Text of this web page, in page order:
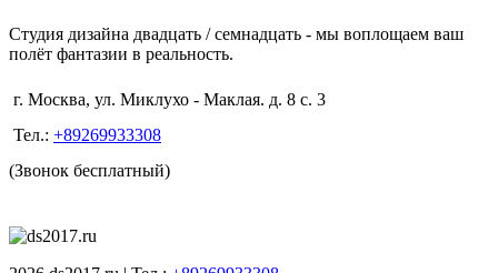
Студия дизайна двадцать / семнадцать - мы воплощаем ваш
полёт фантазии в реальность.
г. Москва, ул. Миклухо - Маклая. д. 8 с. 3
Тел.: +89269933308
(Звонок бесплатный)